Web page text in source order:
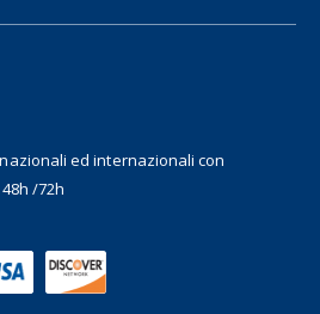
ed internazionalicon
/72h